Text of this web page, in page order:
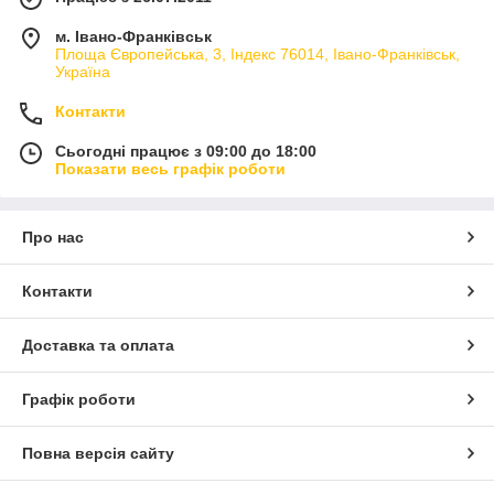
м. Івано-Франківськ
Площа Європейська, 3, Індекс 76014, Івано-Франківськ,
Україна
Контакти
Сьогодні працює з 09:00 до 18:00
Показати весь графік роботи
Про нас
Контакти
Доставка та оплата
Графік роботи
Повна версія сайту